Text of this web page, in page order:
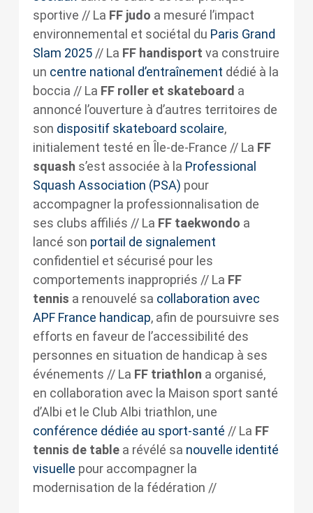
sportive // La FF judo a mesuré l’impact
environnemental et sociétal du Paris Grand
Slam 2025// La FF handisport va construire
un centre national d’entraînement dédié à la
boccia // La FF roller et skateboard a
annoncé l’ouverture à d’autres territoires de
son dispositif skateboard scolaire,
initialement testé en Île-de-France // La FF
squash s’est associée à la Professional
Squash Association (PSA) pour
accompagner la professionnalisation de
ses clubs affiliés // La FF taekwondo a
lancé son portail de signalement
confidentiel et sécurisé pour les
comportements inappropriés // La FF
tennis a renouvelé sa collaboration avec
APF France handicap, afin de poursuivre ses
efforts en faveur de l’accessibilité des
personnes en situation de handicap à ses
événements // La FF triathlon a organisé,
en collaboration avec la Maison sport santé
d’Albi et le Club Albi triathlon, une
conférence dédiée au sport-santé // La FF
tennis de table a révélé sa nouvelle identité
visuelle pour accompagner la
modernisation de la fédération //